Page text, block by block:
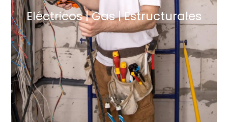
Eléctricos | Gas | Estructurales